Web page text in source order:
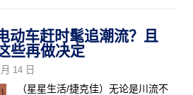
动车赶时髦追潮流？且
些再做决定
14 日
（星星生活/捷克佳）无论是川流不